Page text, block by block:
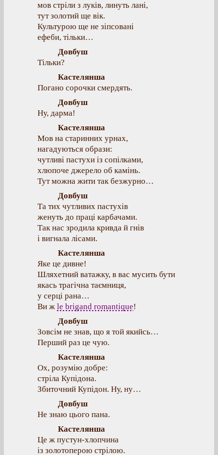
мов стріли з луків, линуть лані,
тут золотий ще вік.
Культурою ще не зіпсовані
ефеби, тільки…
Довбуш
Тільки?
Кастелянша
Погано сорочки смердять.
Довбуш
Ну, дарма!
Кастелянша
Мов на старинних урнах,
нагадуються образи:
чутливі пастухи із сопілками,
хлюпоче джерело об камінь.
Тут можна жити так безжурно…
Довбуш
Та тих чутливих пастухів
женуть до праці карбачами.
Так нас зродила кривда й гнів
і вигнала лісами.
Кастелянша
Яке це дивне!
Шляхетний ватажку, в вас мусить бути
якась трагічна таємниця,
у серці рана…
Ви ж le brigand romantique!
Довбуш
Зовсім не знав, що я той якийсь…
Перший раз це чую.
Кастелянша
Ох, розумію добре:
стріла Купідона.
Збиточний Купідон. Ну, ну…
Довбуш
Не знаю цього пана.
Кастелянша
Це ж пустун-хлопчина
із золотоперою стрілою.